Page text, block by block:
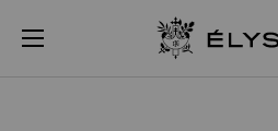
menu
Panneau de gestion des cookies